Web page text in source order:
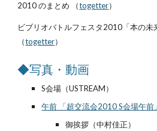
2010 のまとめ （togetter）
ビブリオバトルフェスタ2010「本の未
（togetter）
◆写真・動画
S会場（USTREAM）
午前 「超交流会2010 S会場午前」
御挨拶（中村佳正）